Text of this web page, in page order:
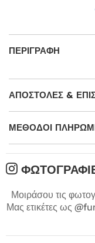
ΠΕΡΙΓΡΑΦΉ
ΑΠΟΣΤΟΛΈΣ &
ΜΕΘΌΔΟΙ
Μοιράσου τις
Μας ετικέτες ως